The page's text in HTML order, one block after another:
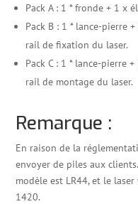
Pack A : 1 * fronde + 1 x
Pack B : 1 * lance-pierre
rail de fixation du laser.
Pack C : 1 * lance-pierre
rail de montage du laser.
Remarque :
En raison de la
envoyer de piles aux
modèle est LR44, et le
1420.